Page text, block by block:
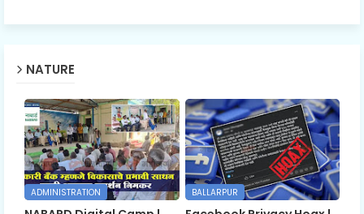
NATURE
ADMINISTRATION BALLARPUR